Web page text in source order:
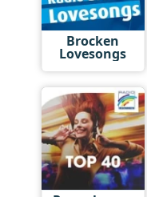
Brocken
Lovesongs